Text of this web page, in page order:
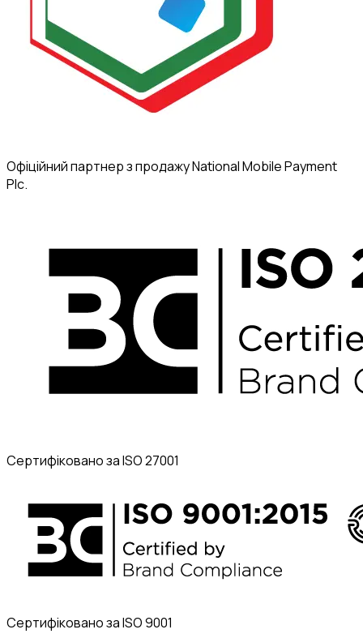
Офіційний партнер з продажу National Mobile Payment
Plc.
Сертифіковано за ISO 27001
Сертифіковано за ISO 9001